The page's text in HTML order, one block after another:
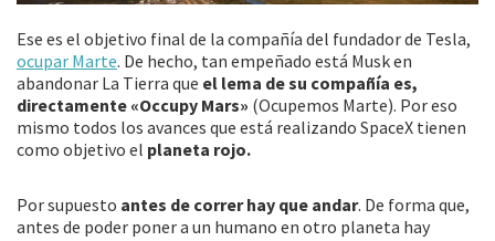
Ese es el objetivo final de la compañía del fundador de Tesla,
ocupar Marte. De hecho, tan empeñado está Musk en
abandonar La Tierra que el lema de su compañía es,
directamente «Occupy Mars» (Ocupemos Marte). Por eso
mismo todos los avances que está realizando SpaceX tienen
como objetivo el planeta rojo.
Por supuesto antes de correr hay que andar. De forma que,
antes de poder poner a un humano en otro planeta hay